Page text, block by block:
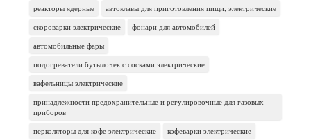
реакторы ядерные
автоклавы для приготовления пищи, электрические
скороварки электрические
фонари для автомобилей
автомобильные фары
подогреватели бутылочек с сосками электрические
вафельницы электрические
принадлежности предохранительные и регулировочные для газовых
приборов
перколяторы для кофе электрические
кофеварки электрические